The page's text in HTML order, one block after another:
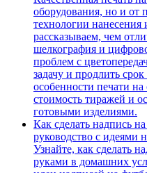
оборудования, но и от
технологии нанесения
рассказываем, чем
шелкография и
проблем с
задачу и продлить
особенности печати
стоимость тиражей и
готовыми изделиями.
Как сделать надпись
руководство с идеями
Узнайте, как сделать
руками в домашних